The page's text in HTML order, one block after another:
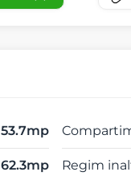
53.7mp
62.3mp Regim